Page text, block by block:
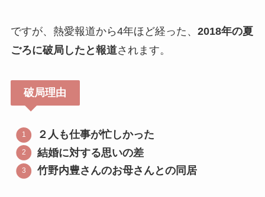
ですが、熱愛報道から4年ほど経った、 2018年の夏
ごろに破局したと報道されます。
破局理由
２人も仕事が忙しかった
結婚に対する思いの差
竹野内豊さんのお母さんとの同居